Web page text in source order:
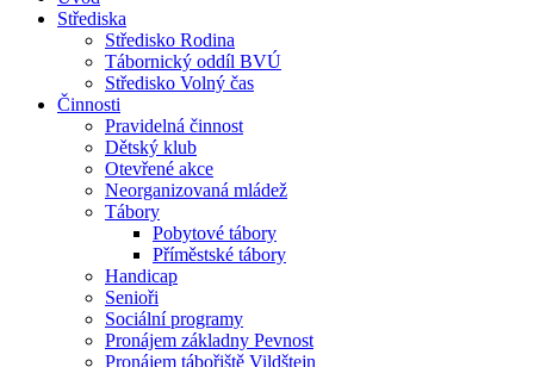
Střediska
Středisko Rodina
Tábornický oddíl BVÚ
Středisko Volný čas
Činnosti
Pravidelná činnost
Dětský klub
Otevřené akce
Neorganizovaná mládež
Tábory
Pobytové tábory
Příměstské tábory
Handicap
Senioři
Sociální programy
Pronájem základny Pevnost
Pronájem tábořiště Vildštejn